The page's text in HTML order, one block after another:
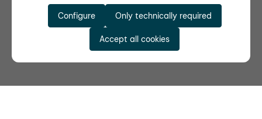
Only technically required
Configure
Accept all cookies